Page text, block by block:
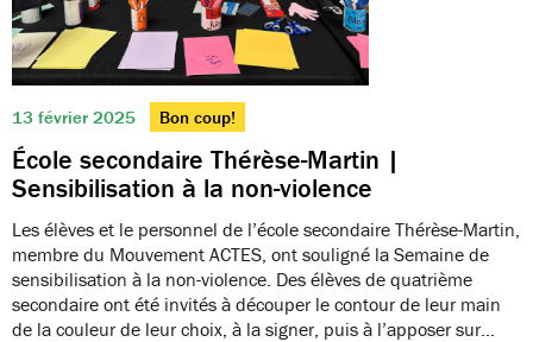
13 février 2025 Bon coup!
École secondaire Thérèse-Martin |
Sensibilisation à la non-violence
Les élèves et le personnel de l’école secondaire Thérèse-Martin,
membre du Mouvement ACTES, ont souligné la Semaine de
sensibilisation à la non-violence. Des élèves de quatrième
secondaire ont été invités à découper le contour de leur main
de la couleur de leur choix, à la signer, puis à l’apposer sur…